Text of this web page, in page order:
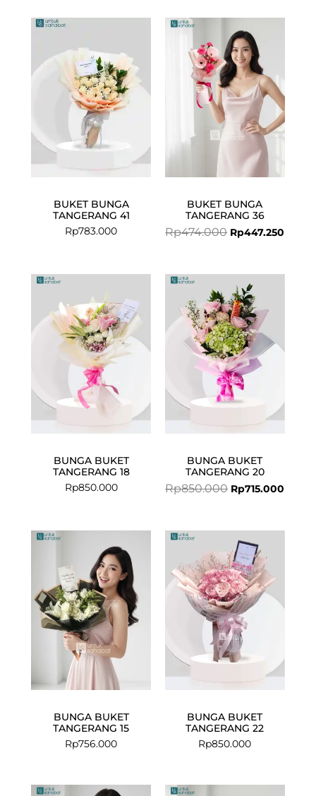
BUKET BUNGA
TANGERANG 41
Rp783.000
BUKET BUNGA
TANGERANG 36
Rp474.000
price
was:
Rp474.000.
Rp447.250
BUNGA BUKET
TANGERANG 18
Rp850.000
BUNGA BUKET
TANGERANG 20
Rp850.000
Original
price
was:
Rp850.000.
Rp715.000
BUNGA BUKET
TANGERANG 15
Rp756.000
BUNGA BUKET
TANGERANG 22
Rp850.000